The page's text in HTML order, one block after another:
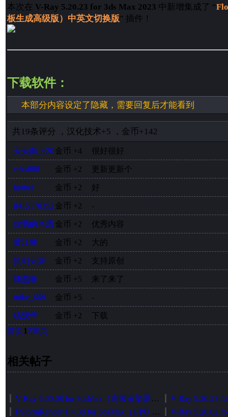
本次在 V-Ray 5.20.23 for 3ds Max 2023 中新增集成了 “
板生成高级版）中英文切换版” 插件！
下载软件：
本部分内容设定了隐藏，需要回复后才能看到
共19条评分 ， 汉化技术+5 ， 金币+142
天天向上20金币 +4 很好很好
cdzs888 金币 +2 更新更新个
luobei 金币 +2 好
tl415178352 金币 +2 -
你我的肖恩 金币 +2 优秀内容
黄江林 金币 +2 大的
执剑天涯 金币 +2 支持原创
陆燕春 金币 +5 来了来了
mike_668 金币 +5 -
杨观华 金币 +2
下载
首页1 2末页
相关帖子
V-Ray 6.00.08 for 3dsMax（高级渲染器）中英文切换加强版（官方正式发布版）
FStormRender 1.4.3d for 3daMax（GPU 无偏渲染器）简体中文版[智能安装版]